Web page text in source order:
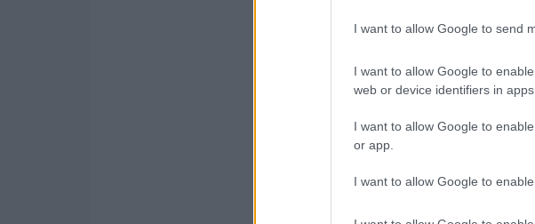
I want to allow Google to send
I want to allow Google to
web or device identifiers in apps.
I want to allow Google to
or app.
I want to allow Google to